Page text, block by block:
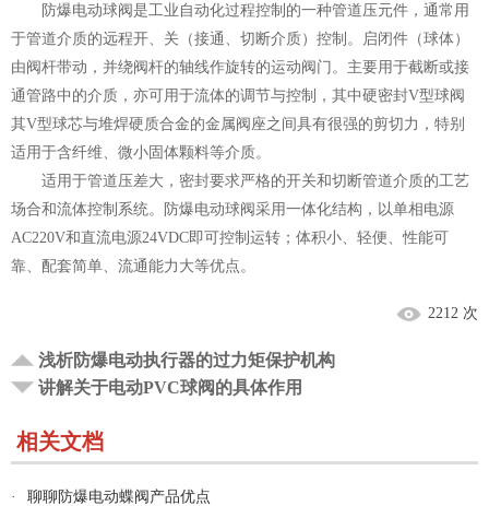
防爆电动球阀是工业自动化过程控制的一种管道压元件，通常用
于管道介质的远程开、关（接通、切断介质）控制。启闭件（球体）
由阀杆带动，并绕阀杆的轴线作旋转的运动阀门。主要用于截断或接
通管路中的介质，亦可用于流体的调节与控制，其中硬密封V型球阀
其V型球芯与堆焊硬质合金的金属阀座之间具有很强的剪切力，特别
适用于含纤维、微小固体颗料等介质。
适用于管道压差大，密封要求严格的开关和切断管道介质的工艺
场合和流体控制系统。防爆电动球阀采用一体化结构，以单相电源
AC220V和直流电源24VDC即可控制运转；体积小、轻便、性能可
靠、配套简单、流通能力大等优点。
2212 次
浅析防爆电动执行器的过力矩保护机构
讲解关于电动PVC球阀的具体作用
相关文档
·
聊聊防爆电动蝶阀产品优点